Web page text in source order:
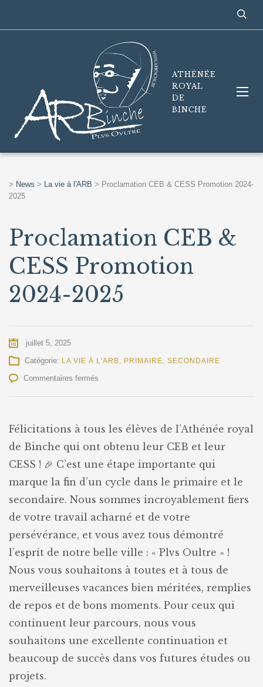
ATHÉNÉE
ROYAL
DE
BINCHE
> News > La vie à l'ARB > Proclamation CEB & CESS Promotion 2024-
2025
Proclamation CEB &
CESS Promotion
2024-2025
juillet 5, 2025
Catégorie: LA VIE À L'ARB, PRIMAIRE, SECONDAIRE
Commentaires fermés
CESS
2024-
2025
Félicitations à tous les élèves de l’Athénée royal
de Binche qui ont obtenu leur CEB et leur
CESS ! 🎉 C’est une étape importante qui
marque la fin d’un cycle dans le primaire et le
secondaire. Nous sommes incroyablement fiers
de votre travail acharné et de votre
persévérance, et vous avez tous démontré
l’esprit de notre belle ville : « Plvs Oultre » !
Nous vous souhaitons à toutes et à tous de
merveilleuses vacances bien méritées, remplies
de repos et de bons moments. Pour ceux qui
continuent leur parcours, nous vous
souhaitons une excellente continuation et
beaucoup de succès dans vos futures études ou
projets.